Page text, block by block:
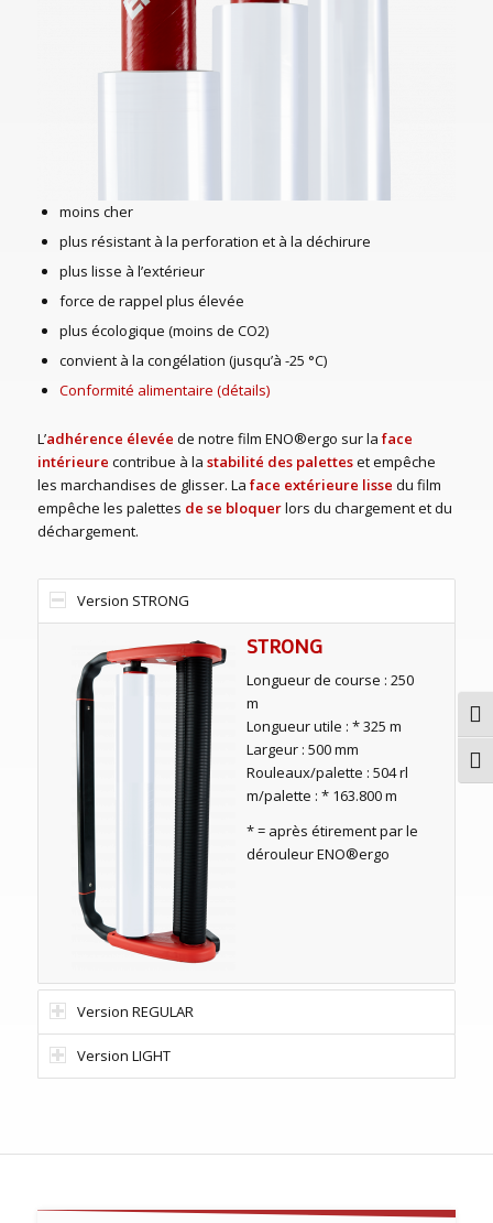
moins cher
plus résistant à la perforation et à la déchirure
plus lisse à l’extérieur
force de rappel plus élevée
plus écologique (moins de CO2)
convient à la congélation (jusqu’à -25 °C)
Conformité alimentaire (détails)
L’adhérence élevée de notre film ENO®ergo sur la face
intérieure contribue à la stabilité des paletteset empêche
les marchandises de glisser. La face extérieure lisse du film
empêche les palettes de se bloquerlors du chargement et du
déchargement.
Version STRONG
STRONG
Longueur de course : 250
m
Longueur utile : * 325 m
Largeur : 500 mm
Rouleaux/palette : 504 rl
m/palette : * 163.800 m
* = après étirement par le
dérouleur ENO®ergo
Version REGULAR
Version LIGHT